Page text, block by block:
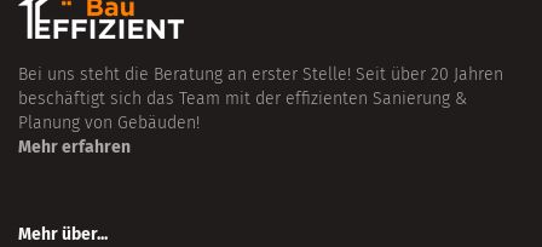
Bei uns steht die Beratung an erster Stelle! Seit über 20 Jahren
beschäftigt sich das Team mit der effizienten Sanierung &
Planung von Gebäuden!
Mehr erfahren
Mehr über...